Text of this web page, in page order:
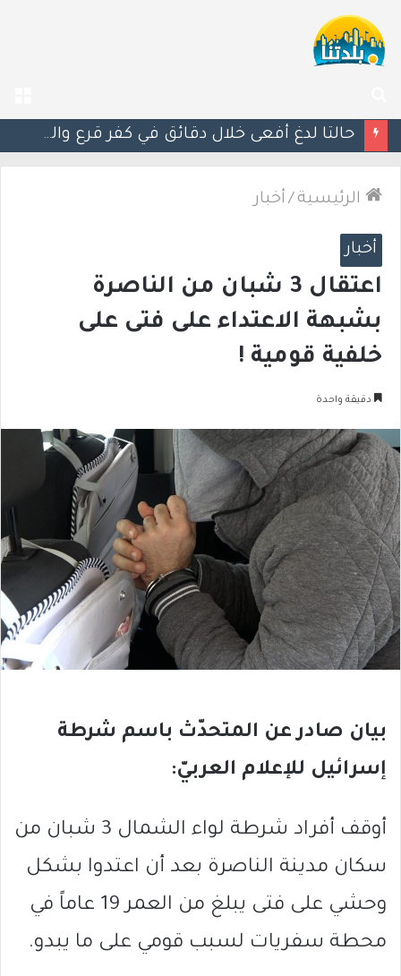
عن
مصرع الفتى محمد جمعة القرناوي (17 عامًا) في حادث سير مروّع في عرعرة النقب
الرئيسية / أخبار
أخبار
اعتقال 3 شبان من الناصرة
بشبهة الاعتداء على فتى على
خلفية قومية !
دقيقة واحدة
بيان صادر عن المتحدّث باسم شرطة
إسرائيل للإعلام العربيّ:
أوقف أفراد شرطة لواء الشمال 3 شبان من
سكان مدينة الناصرة بعد أن اعتدوا بشكل
وحشي على فتى يبلغ من العمر 19 عاماً في
محطة سفريات لسبب قومي على ما يبدو.